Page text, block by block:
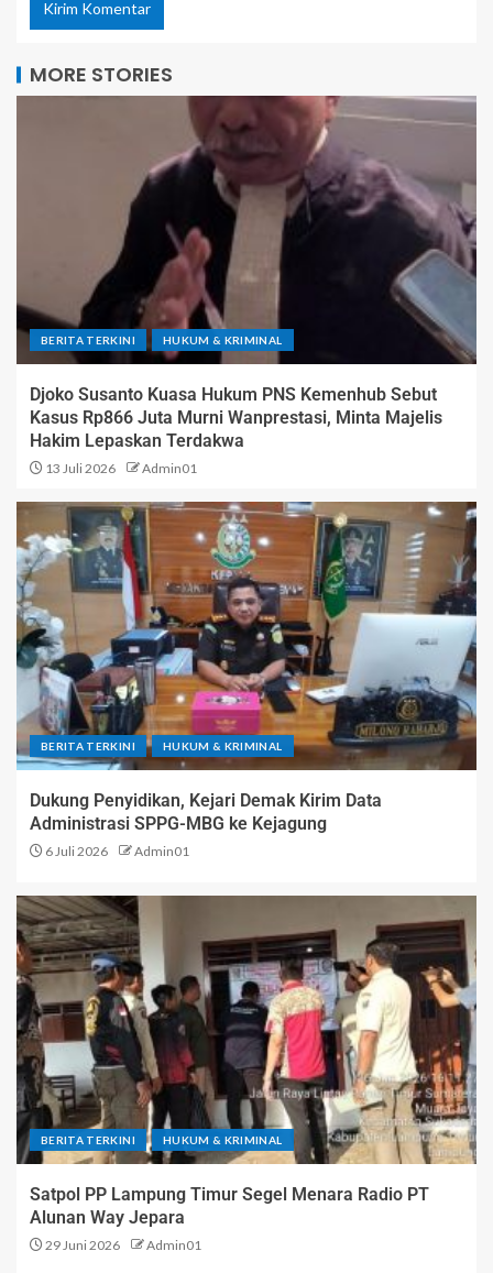
MORE STORIES
BERITA TERKINI HUKUM & KRIMINAL
Djoko Susanto Kuasa Hukum PNS Kemenhub Sebut
Kasus Rp866 Juta Murni Wanprestasi, Minta Majelis
Hakim Lepaskan Terdakwa
13 Juli 2026 Admin01
BERITA TERKINI HUKUM & KRIMINAL
Dukung Penyidikan, Kejari Demak Kirim Data
Administrasi SPPG-MBG ke Kejagung
6 Juli 2026 Admin01
BERITA TERKINI HUKUM & KRIMINAL
Satpol PP Lampung Timur Segel Menara Radio PT
Alunan Way Jepara
29 Juni 2026 Admin01